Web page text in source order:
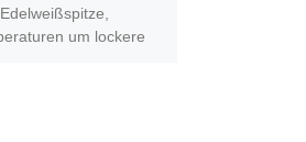
um lockere